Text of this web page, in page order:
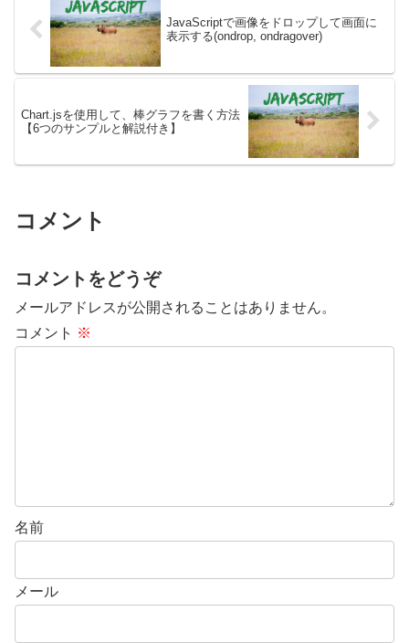
JavaScriptで画像をドロップして画面に
表示する(ondrop, ondragover)
Chart.jsを使用して、棒グラフを書く方法
【6つのサンプルと解説付き】
コメント
コメントをどうぞ
メールアドレスが公開されることはありません。
コメント ※
名前
メール